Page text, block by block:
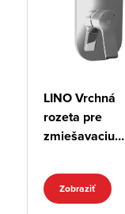
LINO Vrchná
rozeta pre
zmiešavaciu
odberné miesto
Zobraziť